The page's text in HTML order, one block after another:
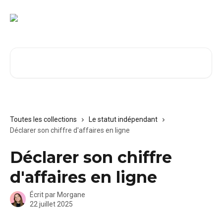
Toutes les collections
Le statut indépendant
Déclarer son chiffre d'affaires en ligne
Déclarer son chiffre
d'affaires en ligne
Écrit par Morgane
22 juillet 2025